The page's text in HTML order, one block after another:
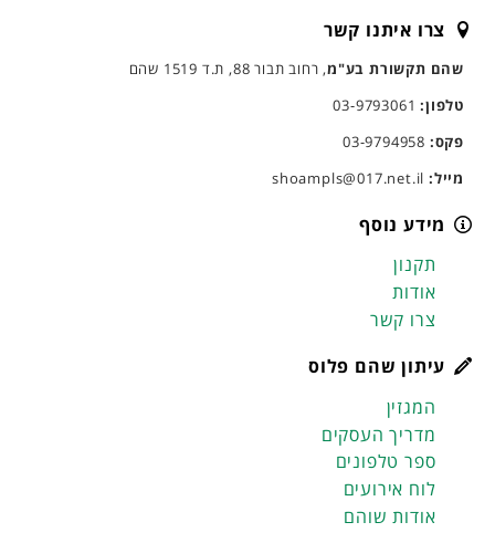
צרו איתנו קשר
שהם תקשורת בע"מ, רחוב תבור 88, ת.ד 1519 שהם
טלפון:03-9793061
פקס:
מייל:
מידע נוסף
תקנון
אודות
צרו קשר
עיתון שהם פלוס
המגזין
מדריך העסקים
ספר טלפונים
לוח אירועים
אודות שוהם